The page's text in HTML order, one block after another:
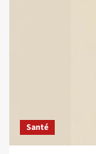
Santé